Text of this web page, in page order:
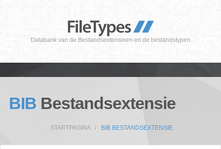
Databank van de Bestandsextensieen en de bestandstypen
BIB Bestandsextensie
STARTPAGINA BIB BESTANDSEXTENSIE